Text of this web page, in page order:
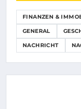
FINANZEN &
GENERAL
NACHRICHT